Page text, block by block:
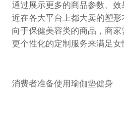
通过展示更多的商品参数、
近在各大平台上都大卖的塑
向于保健美容类的商品，商
更个性化的定制服务来满足女
消费者准备使用瑜伽垫健身